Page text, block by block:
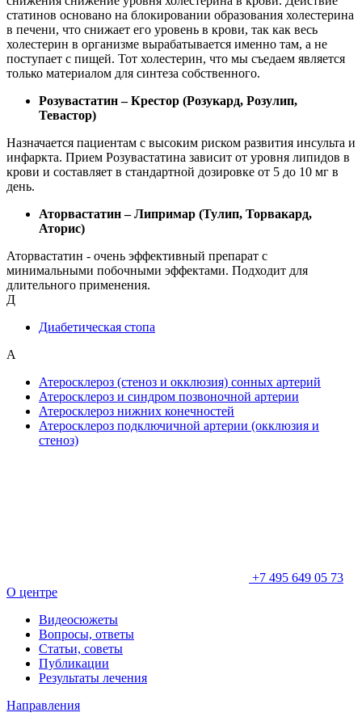
статинов основано на блокировании образования холестерина
в печени, что снижает его уровень в крови, так как весь
холестерин в организме вырабатывается именно там, а не
поступает с пищей. Тот холестерин, что мы съедаем является
только материалом для синтеза собственного.
Розувастатин – Крестор (Розукард, Розулип,
Тевастор)
Назначается пациентам с высоким риском развития инсульта и
инфаркта. Прием Розувастатина зависит от уровня липидов в
крови и составляет в стандартной дозировке от 5 до 10 мг в
день.
Аторвастатин – Липримар (Тулип, Торвакард,
Аторис)
Аторвастатин - очень эффективный препарат с
минимальными побочными эффектами. Подходит для
длительного применения.
Д
Диабетическая стопа
А
Атеросклероз (стеноз и окклюзия) сонных артерий
Атеросклероз и синдром позвоночной артерии
Атеросклероз нижних конечностей
Атеросклероз подключичной артерии (окклюзия и
стеноз)
+7 495 649 05 73
О центре
Видеосюжеты
Вопросы, ответы
Статьи, советы
Публикации
Результаты лечения
Направления